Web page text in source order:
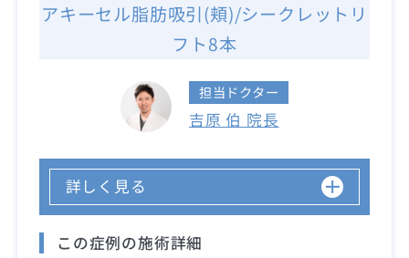
アキーセル脂肪吸引(頬)/シークレットリ
フト8本
担当ドクター
吉原 伯 院長
詳しく見る
この症例の施術詳細